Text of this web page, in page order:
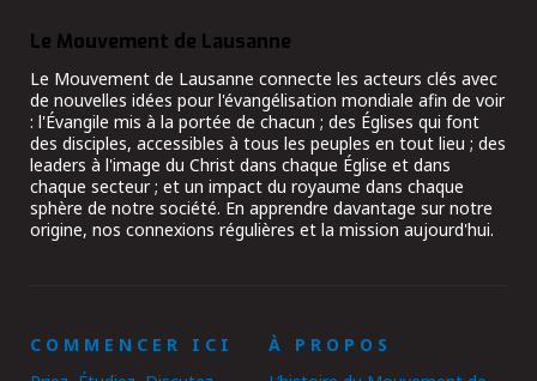
Le Mouvement de Lausanne
Le Mouvement de Lausanne connecte les acteurs clés avec
de nouvelles idées pour l'évangélisation mondiale afin de voir
: l'Évangile mis à la portée de chacun ; des Églises qui font
des disciples, accessibles à tous les peuples en tout lieu ; des
leaders à l'image du Christ dans chaque Église et dans
chaque secteur ; et un impact du royaume dans chaque
sphère de notre société. En apprendre davantage sur notre
origine, nos connexions régulières et la mission aujourd'hui.
COMMENCER ICI
À PROPOS